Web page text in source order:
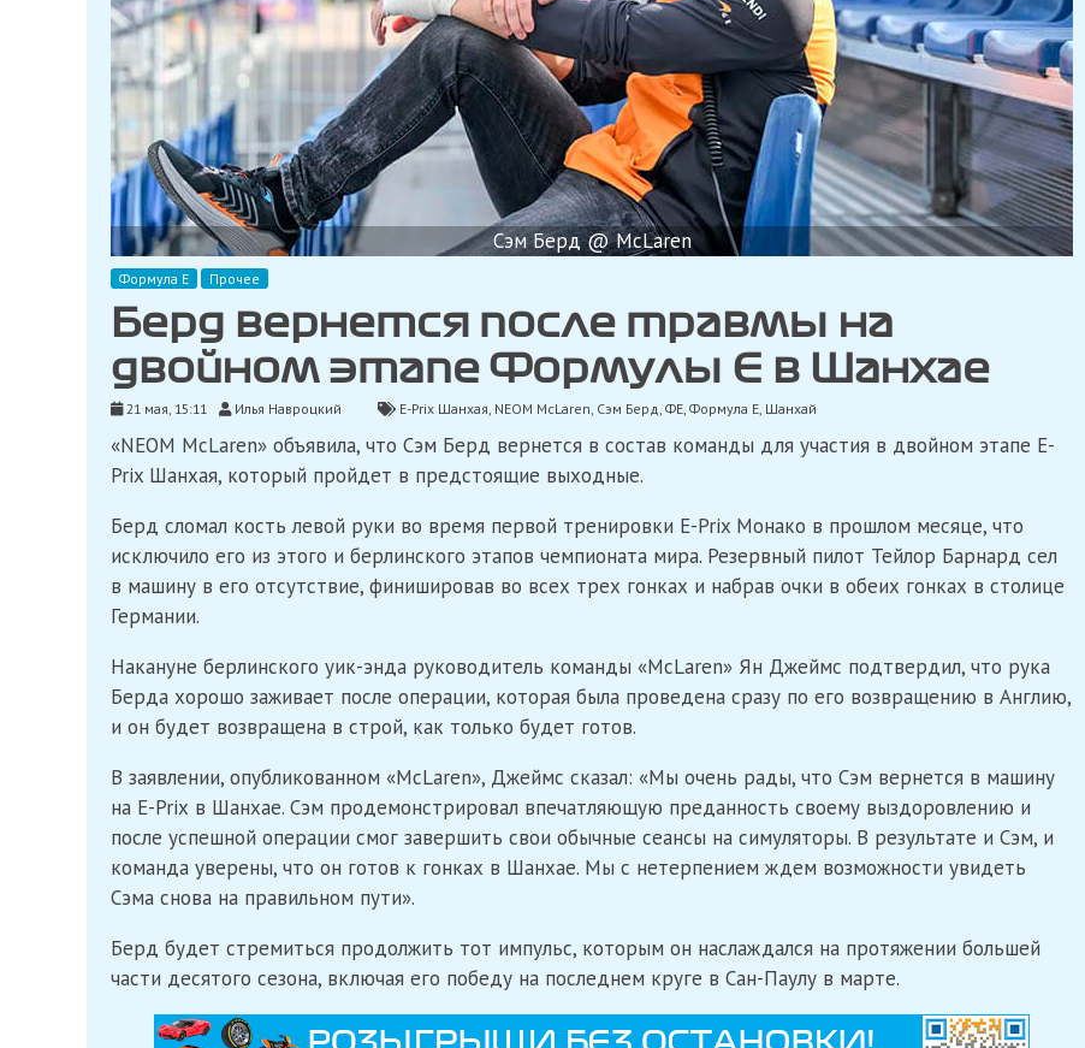
Сэм Берд @ McLaren
Формула Е Прочее
Берд вернется после травмы на
двойном этапе Формулы Е в Шанхае
21 мая, 15:11 Илья Навроцкий E-Prix Шанхая, NEOM McLaren, Сэм Берд, ФЕ, Формула Е, Шанхай
«NEOM McLaren» объявила, что Сэм Берд вернется в состав команды для участия в двойном этапе E-
Prix Шанхая, который пройдет в предстоящие выходные.
Берд сломал кость левой руки во время первой тренировки E-Prix Монако в прошлом месяце, что
исключило его из этого и берлинского этапов чемпионата мира. Резервный пилот Тейлор Барнард сел
в машину в его отсутствие, финишировав во всех трех гонках и набрав очки в обеих гонках в столице
Германии.
Накануне берлинского уик-энда руководитель команды «McLaren» Ян Джеймс подтвердил, что рука
Берда хорошо заживает после операции, которая была проведена сразу по его возвращению в Англию,
и он будет возвращена в строй, как только будет готов.
В заявлении, опубликованном «McLaren», Джеймс сказал: «Мы очень рады, что Сэм вернется в машину
на E-Priх в Шанхае. Сэм продемонстрировал впечатляющую преданность своему выздоровлению и
после успешной операции смог завершить свои обычные сеансы на симуляторы. В результате и Сэм, и
команда уверены, что он готов к гонках в Шанхае. Мы с нетерпением ждем возможности увидеть
Сэма снова на правильном пути».
Берд будет стремиться продолжить тот импульс, которым он наслаждался на протяжении большей
части десятого сезона, включая его победу на последнем круге в Сан-Паулу в марте.